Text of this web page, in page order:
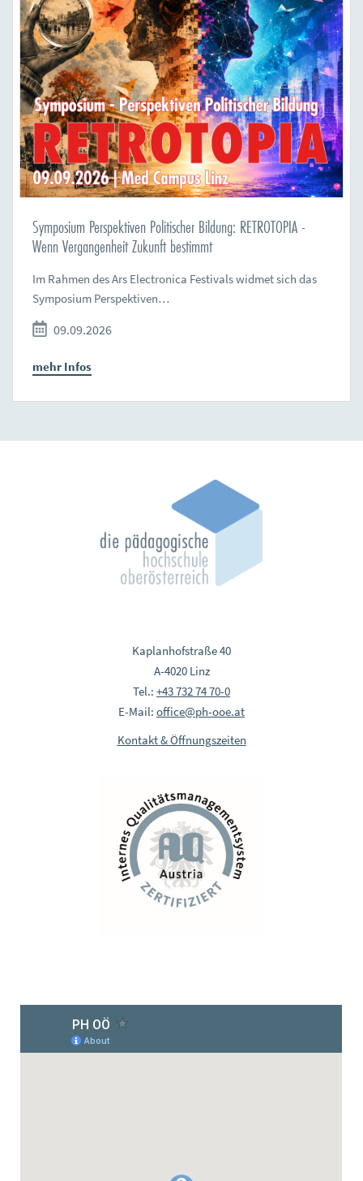
Symposium Perspektiven Politischer Bildung: RETROTOPIA -
Wenn Vergangenheit Zukunft bestimmt
Im Rahmen des Ars Electronica Festivals widmet sich das
Symposium Perspektiven…
09.09.2026
mehr Infos
Kaplanhofstraße 40
A-4020 Linz
Tel.: +43 732 74 70-0
E-Mail: office@ph-ooe.at
Kontakt & Öffnungszeiten